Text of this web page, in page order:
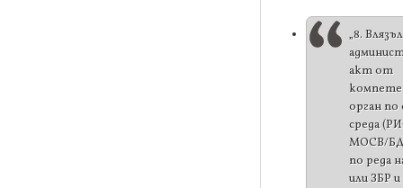
„8.
акт от
орган по
среда
МОСВ/
по реда
или ЗБР и